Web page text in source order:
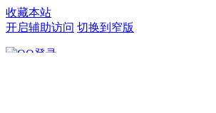
收藏本站
开启辅助访问 切换到窄版